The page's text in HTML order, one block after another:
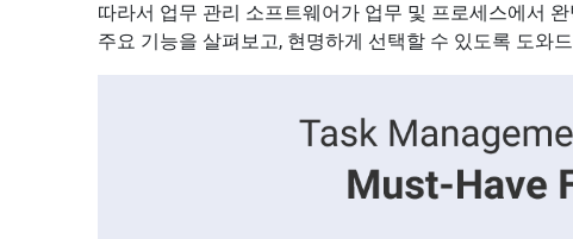
따라서 업무 관리 소프트웨어가 업무 및 프로세스에서
주요 기능을 살펴보고, 현명하게 선택할 수 있도록 도와